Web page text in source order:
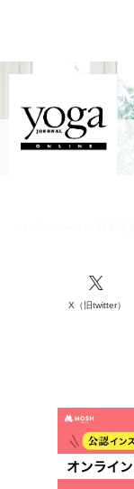
X（旧twitter）